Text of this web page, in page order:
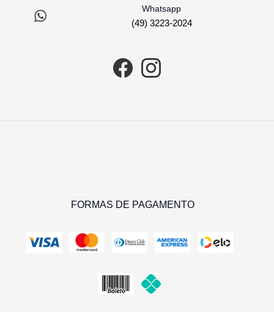
Whatsapp
(49) 3223-2024
FORMAS DE PAGAMENTO